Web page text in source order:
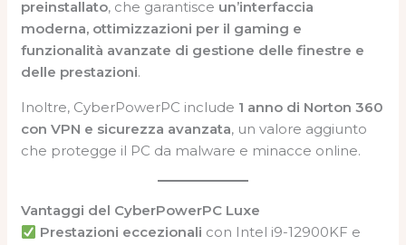
preinstallato, che garantisce un’interfaccia
moderna, ottimizzazioni per il gaming e
funzionalità avanzate di gestione delle finestre e
delle prestazioni.
Inoltre, CyberPowerPC include 1 anno di Norton 360
con VPN e sicurezza avanzata, un valore aggiunto
che protegge il PC da malware e minacce online.
Vantaggi del CyberPowerPC Luxe
Prestazioni eccezionali con Intel i9-12900KF e